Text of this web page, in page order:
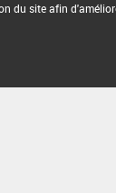
du site afin